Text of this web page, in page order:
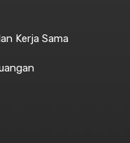
Kerja Sama